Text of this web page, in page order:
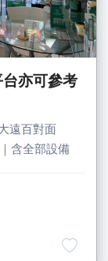
亦可參考
遠百對面
含全部設備